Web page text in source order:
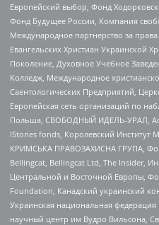
Европейский выбор, Фонд
Фонд Будущее России, Компания
Международное партнерство за
Евангельских Христиан Украинской
Поколение, Духовное Учебное
Колледж, Международное
Саентологических Предприятий,
Европейская сеть организаций по
Польша, СВОБОДНЫЙ ИДЕЛЬ-УРАЛ,
IStories fonds, Королевский
КРИМСЬКА ПРАВОЗАХИСНА ГРУПА,
Bellingcat, Bellingcat Ltd, The Insider,
Центральной и Восточной Европы,
Foundation, Канадский украинский
Украинская национальная
научный центр им Вудро Вильсона,